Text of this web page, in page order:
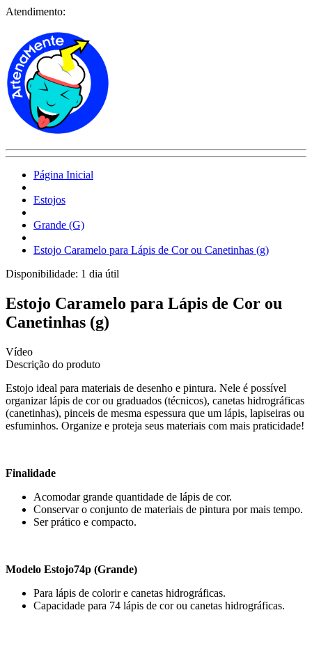
Atendimento:
Página Inicial
Estojos
Grande (G)
Estojo Caramelo para Lápis de Cor ou Canetinhas (g)
Disponibilidade: 1 dia útil
Estojo Caramelo para Lápis de Cor ou
Canetinhas (g)
Vídeo
Descrição do produto
Estojo ideal para materiais de desenho e pintura. Nele é possível
organizar lápis de cor ou graduados (técnicos), canetas hidrográficas
(canetinhas), pinceis de mesma espessura que um lápis, lapiseiras ou
esfuminhos. Organize e proteja seus materiais com mais praticidade!
Finalidade
Acomodar grande quantidade de lápis de cor.
Conservar o conjunto de materiais de pintura por mais tempo.
Ser prático e compacto.
Modelo Estojo74p (Grande)
Para lápis de colorir e canetas hidrográficas.
Capacidade para 74 lápis de cor ou canetas hidrográficas.